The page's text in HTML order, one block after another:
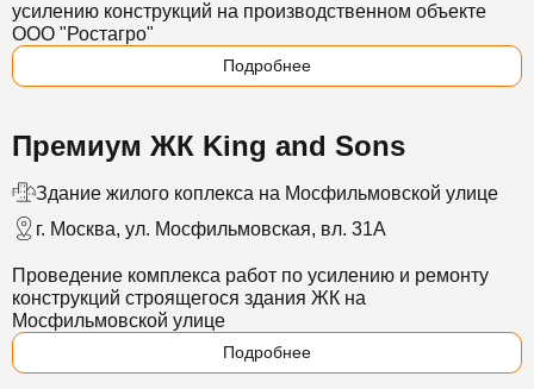
усилению конструкций на производственном объекте
ООО "Ростагро"
Подробнее
Премиум ЖК King and Sons
Здание жилого коплекса на Мосфильмовской улице
г. Москва, ул. Мосфильмовская, вл. 31А
Проведение комплекса работ по усилению и ремонту
конструкций строящегося здания ЖК на
Мосфильмовской улице
Подробнее